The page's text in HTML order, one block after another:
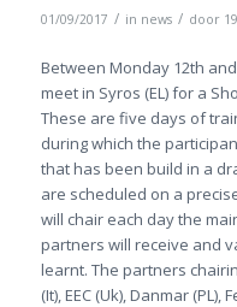
01/09/2017 / in news / door
Between Monday 12th
meet in Syros (EL) for a
These are five days of
during which the
that has been build in a
are scheduled on a
will chair each day the
partners will receive and
learnt. The partners
(It), EEC (Uk), Danmar (PL),